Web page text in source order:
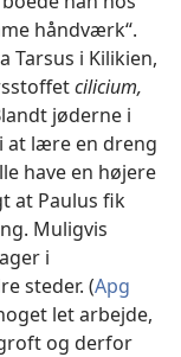
håndværk“.
Tarsus i Kilikien,
cilicium,
jøderne i
at lære en dreng
have en højere
at Paulus fik
Muligvis
i
steder. (Apg
let arbejde,
og derfor